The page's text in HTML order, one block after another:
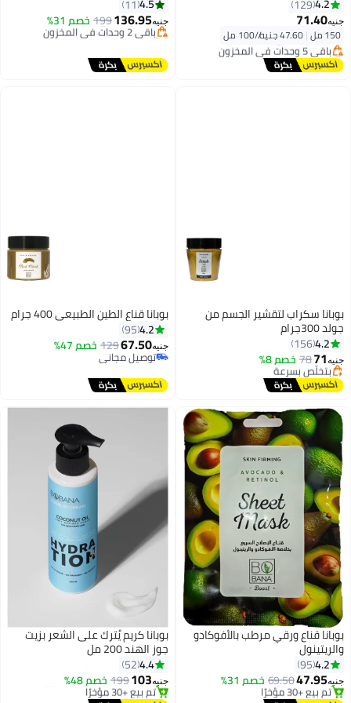
129
جنيه71.40
150 مل |
أقل سعر في 30 يوم
توصيل مجاني
باقي 5 وحدات في المخزون
11
جنيه136.95
199 خصم 31%
توصيل مجاني
باقي 2 وحدات في المخزون
تم بيع +30 مؤخرًا
أقل سعر في 30 يوم
بوبانا سكراب لتقشير الجسم من
جولد 300جرام
4.2
156
جنيه71
78 خصم 8%
#8 في مقشرات الجسم
توصيل مجاني
بتخلّص بسرعة
تم بيع +40 مؤخرًا
#8 في مقشرات الجسم
بوبانا قناع الطين الطبيعي 400 جرام
4.2
95
جنيه67.50
129 خصم 47%
توصيل مجاني
بوبانا قناع ورقي مرطب بالأفوكادو
والريتينول
4.2
95
جنيه47.95
69.50خصم 31%
أقل سعر في السنة
بوبانا كريم يُترك على الشعر بزيت
جوز الهند 200 مل
4.4
52
جنيه103
199 خصم 48%
توصيل مجاني